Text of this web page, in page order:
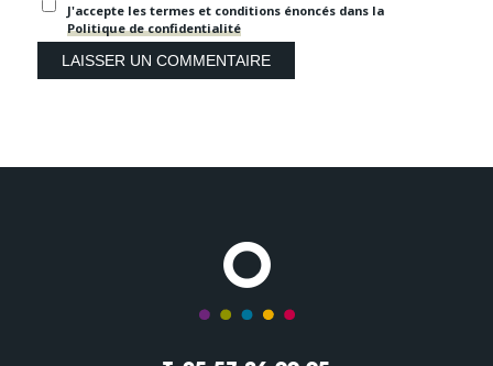
J'accepte les termes et conditions énoncés dans la
Politique de confidentialité